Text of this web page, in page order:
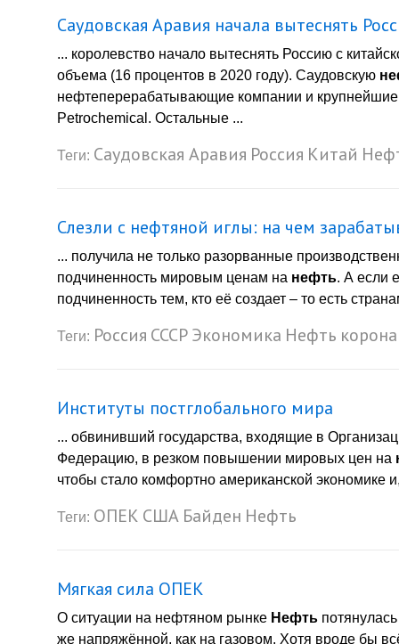
Саудовская Аравия начала вытеснять
... королевство начало вытеснять Россию с
объема (16 процентов в 2020 году). Саудовскую
нефтеперерабатывающие компании и
Petrochemical. Остальные ...
Теги: Саудовская Аравия Россия Китай
Слезли с нефтяной иглы: на чем
... получила не только разорванные
подчиненность мировым ценам на нефть. А если
подчиненность тем, кто её создает – то есть
Теги: Россия СССРЭкономика Нефть
Институты постглобального мира
... обвинивший государства, входящие в
Федерацию, в резком повышении мировых цен на
чтобы стало комфортно американской экономике
Теги: ОПЕК США Байден Нефть
Мягкая сила ОПЕК
О ситуации на нефтяном рынке Нефть
же напряжённой, как на газовом. Хотя вроде бы